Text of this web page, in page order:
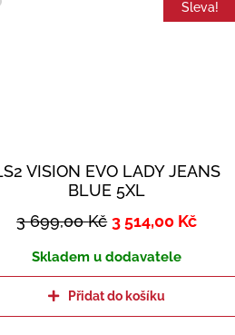
Sleva!
VISION EVO LADY JEANS
BLUE 5XL
3 699,00Kč 3 514,00 Kč
Skladem u dodavatele
Přidat do košíku